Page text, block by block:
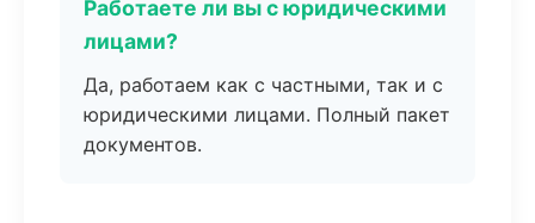
Работаете ли вы с юридическими
лицами?
Да, работаем как с частными, так и с
юридическими лицами. Полный пакет
документов.